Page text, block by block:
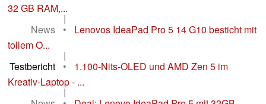
32 GB RAM,...
|
News
•
Lenovos IdeaPad Pro 5 14 G10 besticht mit
tollem O...
|
Testbericht
•
1.100-Nits-OLED und AMD Zen 5 im
Kreativ-Laptop - ...
|